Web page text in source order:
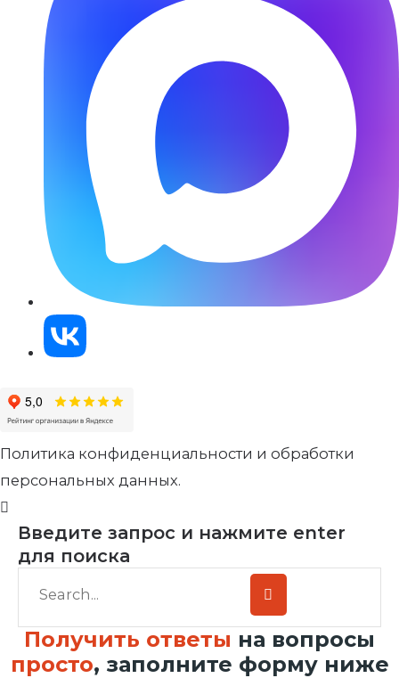
Политика конфиденциальности и обработки
персональных данных.
Введите запрос и нажмите enter
для поиска
Получить ответы на вопросы
просто, заполните форму ниже